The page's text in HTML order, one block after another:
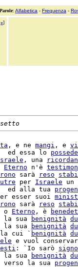
Parole: Alfabetica - Frequenza -
»]
, e ne mangi , e
essa lo
, una
Eterno n'è
sarà reso
per Israele un
alla tua
esser suoi
sarà reso
o Eterno , è
sua benignità
sua benignità
cui ` benignità
e vuol
: `Io sarò
sua benignità
la sua